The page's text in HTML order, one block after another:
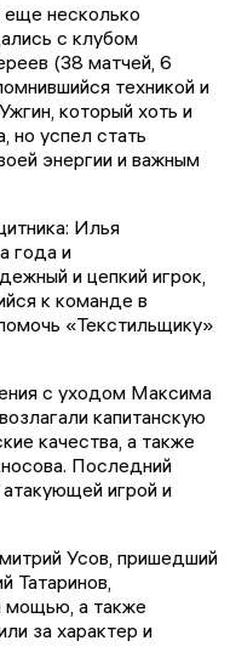
несколько
с клубом
(38 матчей, 6
техникой и
который хоть и
но успел стать
энергии и важным
Илья
года и
и цепкий игрок,
к команде в
«Текстильщику»
с уходом Максима
капитанскую
качества, а также
Последний
игрой и
Усов, пришедший
Татаринов,
мощью, а также
за характер и